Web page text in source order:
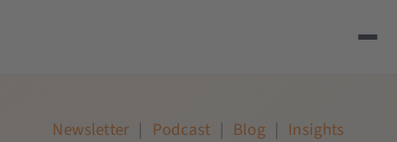
Newsletter | Podcast | Blog | Insights